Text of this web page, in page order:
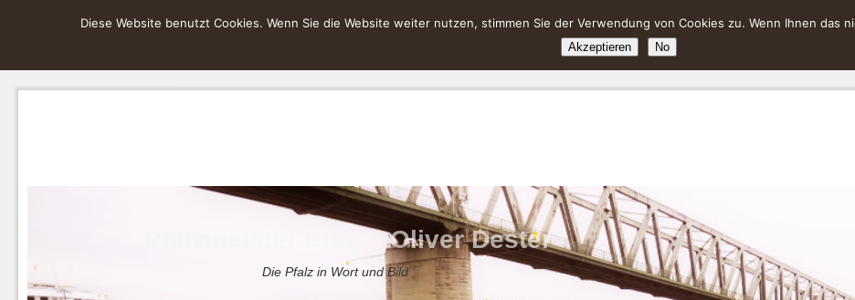
Pfalzmeister Blog – Oliver Dester
Die Pfalz in Wort und Bild
Diese Website benutzt Cookies. Wenn Sie die Website weiter nutzen, stimmen Sie der Verwendung von Cookies zu. Wenn Ihnen das
Akzeptieren No